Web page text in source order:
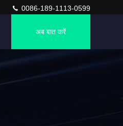
0086-189-1113-0599
अब बात करें